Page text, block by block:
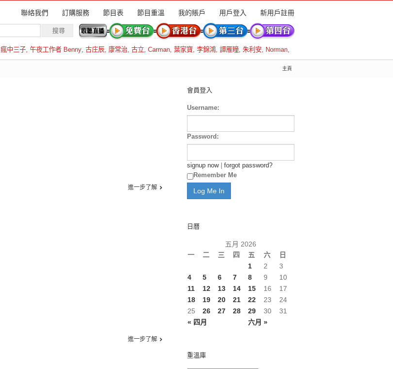
聯絡我們 訂購服務 節目表 節目重溫 我的賬戶 用戶登入 新用戶註冊
瘋中三子, 午夜工作者 Benny, 古庄辰, 康常治, 古立, Carman, 葉家寶, 李錦鴻, 譚雁瞳, 朱利安, Norman,
主頁
進一步了解
進一步了解
會員登入
Username:
Password:
signup now| forgot password?
Remember Me
日曆
五月 2026
一
二 三 四 五 六 日
« 四月 六月 »
1 2
3
4
5 6 7 8 9
10
11
12 13 14 15 16
17
18
19 20 21 22 23
24
25
26 27 28 29 30 31
重溫庫